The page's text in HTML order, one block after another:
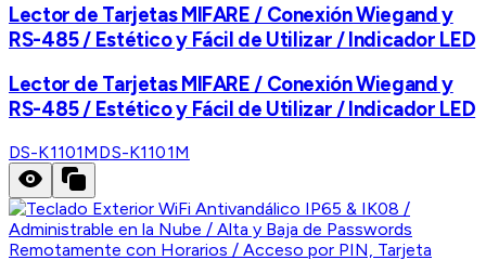
Lector de Tarjetas MIFARE / Conexión Wiegand y
RS-485 / Estético y Fácil de Utilizar / Indicador LED
Lector de Tarjetas MIFARE / Conexión Wiegand y
RS-485 / Estético y Fácil de Utilizar / Indicador LED
DS-K1101MDS-K1101M